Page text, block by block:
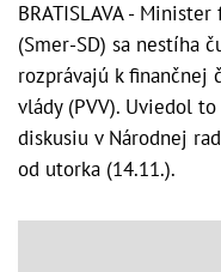
BRATISLAVA -
(Smer-SD) sa nestíha
rozprávajú k finančnej
vlády (PVV). Uviedol
diskusiu v Národnej
od utorka (14.11.).